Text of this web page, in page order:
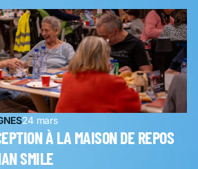
24 mars
À LA MAISON DE REPOS
SMILE